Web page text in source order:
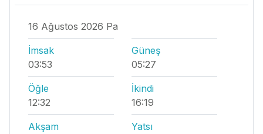
16 Ağustos 2026 Pa
İmsak
03:53
Güneş
05:27
Öğle
12:32
İkindi
16:19
Akşam
Yatsı